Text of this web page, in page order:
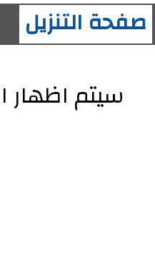
صفحة التنزيل
سيتم اظهار